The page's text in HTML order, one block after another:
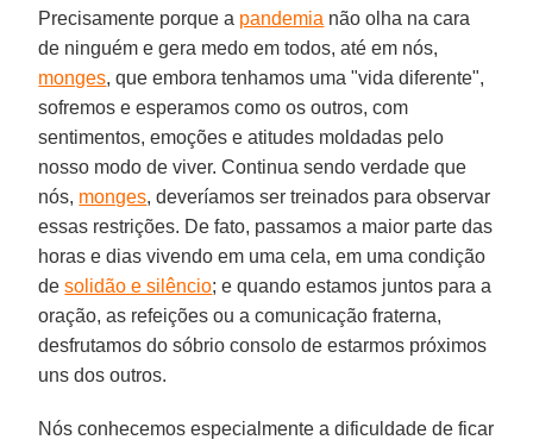
Precisamente porque a pandemia não olha na cara
de ninguém e gera medo em todos, até em nós,
monges, que embora tenhamos uma "vida diferente",
sofremos e esperamos como os outros, com
sentimentos, emoções e atitudes moldadas pelo
nosso modo de viver. Continua sendo verdade que
nós, monges, deveríamos ser treinados para observar
essas restrições. De fato, passamos a maior parte das
horas e dias vivendo em uma cela, em uma condição
desolidão e silêncio; e quando estamos juntos para a
oração, as refeições ou a comunicação fraterna,
desfrutamos do sóbrio consolo de estarmos próximos
uns dos outros.
Nós conhecemos especialmente a dificuldade de ficar